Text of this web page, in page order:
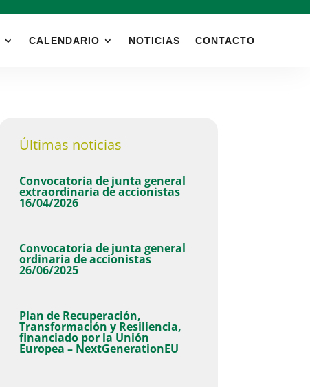
CALENDARIO NOTICIAS CONTACTO
Últimas noticias
Convocatoria de junta general
extraordinaria de accionistas
16/04/2026
Convocatoria de junta general
ordinaria de accionistas
26/06/2025
Plan de Recuperación,
Transformación y Resiliencia,
financiado por la Unión
Europea – NextGenerationEU